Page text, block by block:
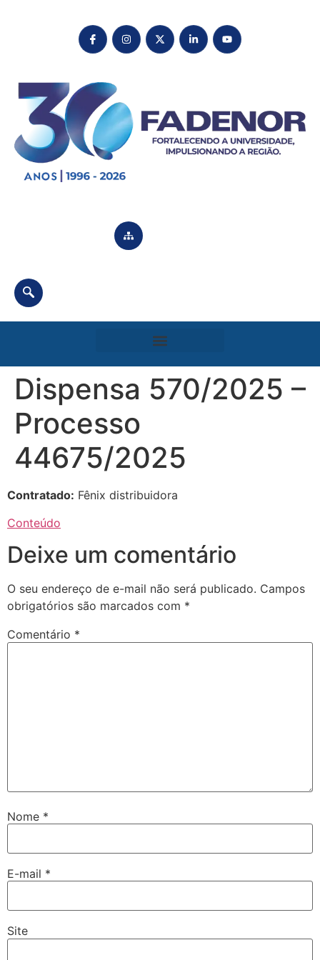
Dispensa 570/2025 –
Processo
44675/2025
Contratado: Fênix distribuidora
Conteúdo
Deixe um comentário
O seu endereço de e-mail não será publicado. Campos
obrigatórios são marcados com *
Comentário *
Nome *
E-mail *
Site